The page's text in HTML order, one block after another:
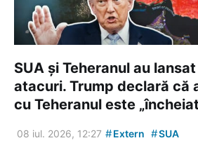
SUA și Teheranul au
atacuri. Trump declară că
cu Teheranul este
08 iul. 2026, 12:27 #Extern #SUA